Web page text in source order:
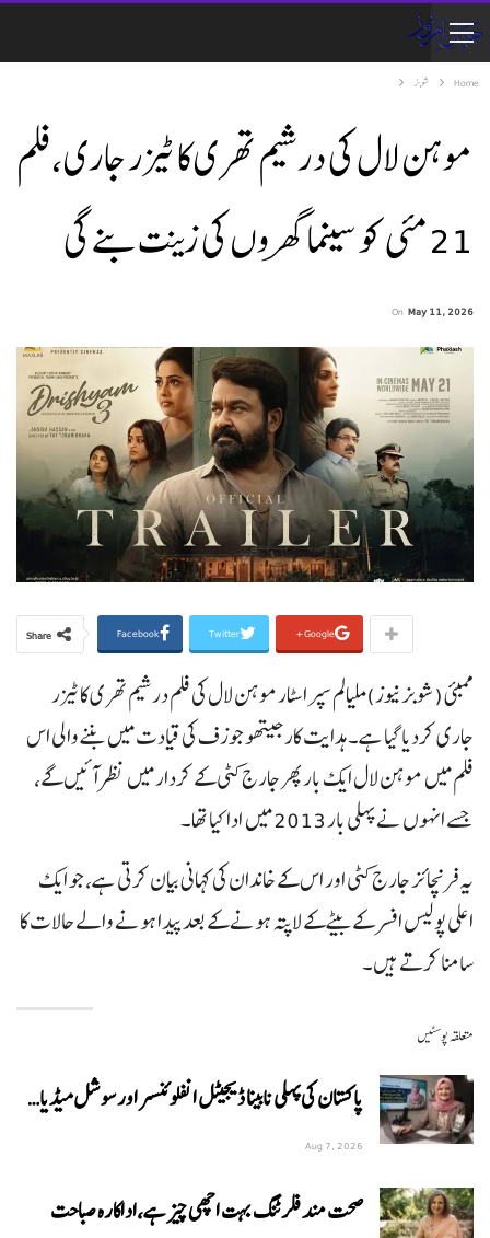
Home شوبز
موہن لال کی درشیم تھری کا ٹیزر جاری،فلم
21مئی کو سینما گھروں کی زینت بنے گی
On May 11, 2026
Share Facebook Twitter Google+
ممبئی (شوبز نیوز)ملیالم سپر اسٹار موہن لال کی فلم درشیم تھری کا ٹیزر
جاری کردیا گیا ہے۔ہدایت کار جیتھو جوزف کی قیادت میں بننے والی اس
فلم میں موہن لال ایک بار پھر جارج کٹی کے کردار میں نظر آئیں گے،
جسے انہوں نے پہلی بار 2013 میں ادا کیا تھا۔
یہ فرنچائز جارج کٹی اور اس کے خاندان کی کہانی بیان کرتی ہے، جو ایک
اعلی پولیس افسر کے بیٹے کے لاپتہ ہونے کے بعد پیدا ہونے والے حالات کا
سامنا کرتے ہیں۔
متعلقہ پوسٹیں
پاکستان کی پہلی نابینا ڈیجیٹل انفلوئنسر اور سوشل میڈیا…
Aug 7, 2026
صحت مند فلرٹنگ بہت اچھی چیز ہے،اداکارہ صباحت